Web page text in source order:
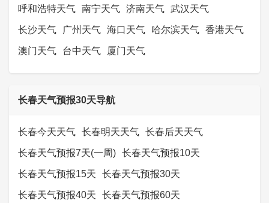
呼和浩特天气 南宁天气 济南天气 武汉天气
长沙天气 广州天气 海口天气 哈尔滨天气 香港天气
澳门天气 台中天气 厦门天气
长春天气预报30天导航
长春今天天气 长春明天天气 长春后天天气
长春天气预报7天(一周) 长春天气预报10天
长春天气预报15天 长春天气预报30天
长春天气预报40天 长春天气预报60天